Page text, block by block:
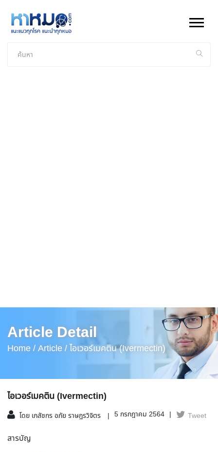
Article Detail
Home /Article /ไอเวอร์เมคติน (Ivermectin)
ไอเวอร์เมคติน (Ivermectin)
โดย เภสัชกร อภัย ราษฎรวิจิตร 5 กรกฎาคม 2564 Tweet
สารบัญ